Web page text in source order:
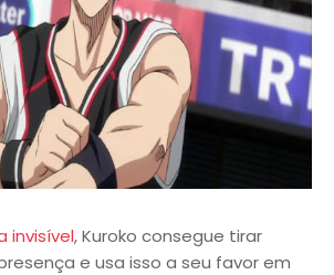
invisível, Kuroko consegue tirar
e usa isso a seu favor em